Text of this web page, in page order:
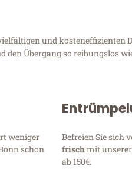
und kosteneffizienten
den Übergang so reibungslos
weniger
schon
Befreien Sie sich
frischmit
ab 150€.